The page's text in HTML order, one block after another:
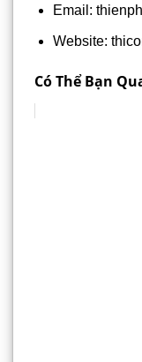
Email:
Website:
Có Thể Bạn